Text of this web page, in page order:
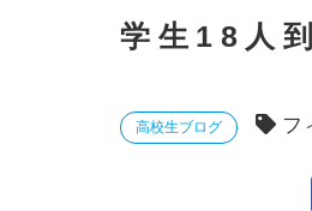
学生18人
高校生ブログ フ